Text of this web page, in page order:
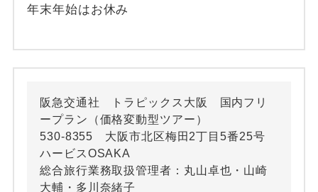
年末年始はお休み
阪急交通社 トラピックス大阪 国内フリ
ープラン（価格変動型ツアー）
530-8355 大阪市北区梅田2丁目5番25号
ハービスOSAKA
総合旅行業務取扱管理者：丸山卓也・山崎
大輔・多川奈緒子